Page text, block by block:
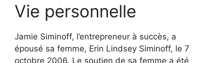
Vie personnelle
Jamie Siminoff, l’entrepreneur à succès, a
épousé sa femme, Erin Lindsey Siminoff, le 7
octobre 2006. Le soutien de sa femme a été